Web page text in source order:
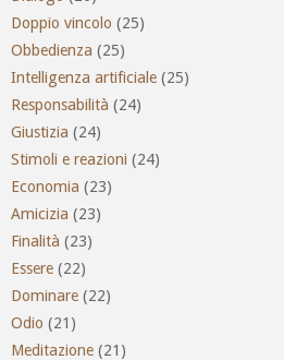
Doppio vincolo (25)
Obbedienza (25)
Intelligenza artificiale (25)
Responsabilità (24)
Giustizia (24)
Stimoli e reazioni (24)
Economia (23)
Amicizia (23)
Finalità (23)
Essere (22)
Dominare (22)
Odio (21)
Meditazione (21)